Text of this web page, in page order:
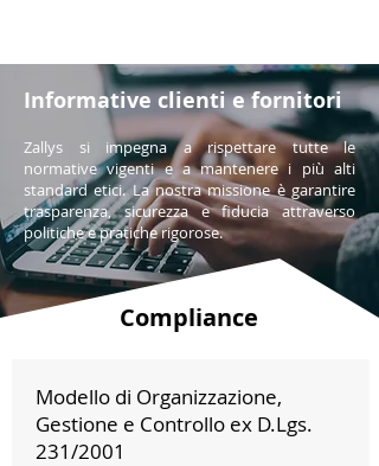
Informative clienti e fornitori
Zallys si impegna a rispettare tutte le
normative vigenti e a mantenere i più alti
standard etici. La nostra missione è garantire
trasparenza, sicurezza e fiducia attraverso
politiche e pratiche rigorose.
Compliance
Modello di Organizzazione,
Gestione e Controllo ex D.Lgs.
231/2001